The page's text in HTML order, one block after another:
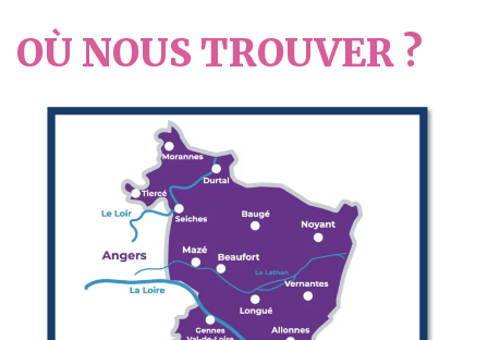
OÙ NOUS TROUVER ?